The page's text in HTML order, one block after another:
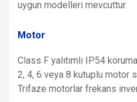
uygun modelleri mevcuttur.
Motor
Class F yalıtımlı IP54
2, 4, 6 veya 8 kutuplu motor
Trifaze motorlar frekans